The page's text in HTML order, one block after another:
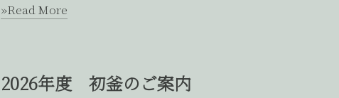
»Read More
2026年度 初釜のご案内